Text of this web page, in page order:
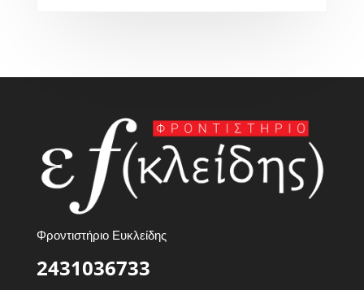
Φροντιστήριο Ευκλείδης
2431036733